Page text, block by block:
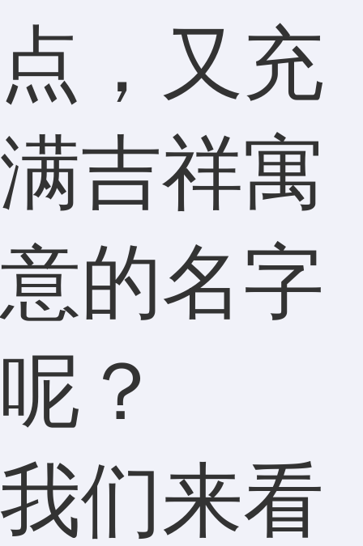
点，又充
满吉祥寓
意的名字
呢？
我们来看